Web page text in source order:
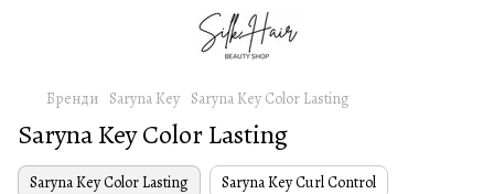
Бренди Saryna Key Saryna Key Color Lasting
Saryna Key Color Lasting
Saryna Key Color Lasting Saryna Key Curl Control